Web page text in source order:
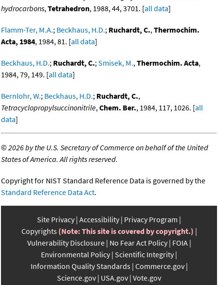
hydrocarbons,Tetrahedron, 1988, 44, 3701. [all data]
Flamm-Ter, M.A.; Beckhaus, H.D.; Ruchardt, C.,Thermochim.
Acta, 1984, 1984, 81. [all data]
Beckhaus, H.D.; Ruchardt, C.;Smisek, M.,Thermochim. Acta,
1984, 79, 149. [all data]
Bernlohr, W.; Beckhaus, H.D.; Ruchardt, C.,
Tetracyclopropylsuccinonitrile,Chem. Ber., 1984, 117, 1026. [all
data]
©2026 by the U.S. Secretary of Commerce on behalf of the United
States of America. All rights reserved.
Copyright for NIST Standard Reference Data is governed by the
Standard Reference Data Act.
Site Privacy Accessibility Privacy Program
Copyrights (Note: This site is covered by copyright.)
Vulnerability Disclosure No Fear Act Policy FOIA
Environmental Policy Scientific Integrity
Information Quality Standards Commerce.gov
Science.gov USA.gov Vote.gov